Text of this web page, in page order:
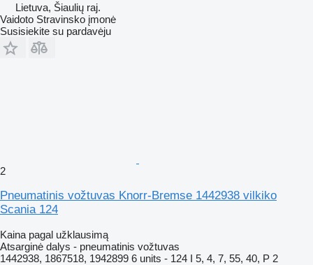
Lietuva, Šiaulių raj.
Vaidoto Stravinsko įmonė
Susisiekite su pardavėju
2
Pneumatinis vožtuvas Knorr-Bremse 1442938 vilkiko
Scania 124
Kaina pagal užklausimą
Atsarginė dalys - pneumatinis vožtuvas
1442938, 1867518, 1942899 6 units - 124 I 5, 4, 7, 55, 40, P 2